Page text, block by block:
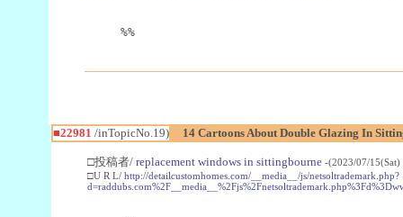
%%
■22981 /inTopicNo.19) 14 Cartoons About Double Glazing In
□投稿者/ replacement windows in sittingbourne -(2023/07/
□U R L/ http://detailcustomhomes.com/__media__/js/netsoltrademark.php?